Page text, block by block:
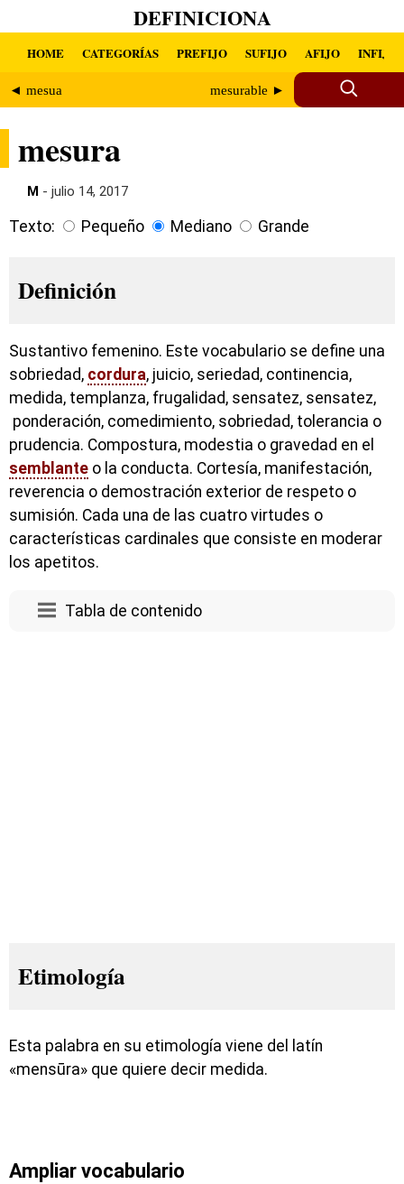
DEFINICIONA
HOME CATEGORÍAS PREFIJO SUFIJO AFIJO INFIJO
◄ mesua mesurable ►
mesura
M - julio 14, 2017
Texto: Pequeño Mediano Grande
Definición
Sustantivo femenino. Este vocabulario se define una
sobriedad, cordura, juicio, seriedad, continencia,
medida, templanza, frugalidad, sensatez, sensatez,
ponderación, comedimiento, sobriedad, tolerancia o
prudencia. Compostura, modestia o gravedad en el
semblante o la conducta. Cortesía, manifestación,
reverencia o demostración exterior de respeto o
sumisión. Cada una de las cuatro virtudes o
características cardinales que consiste en moderar
los apetitos.
Tabla de contenido
Etimología
Esta palabra en su etimología viene del latín
«mensūra» que quiere decir medida.
Ampliar vocabulario